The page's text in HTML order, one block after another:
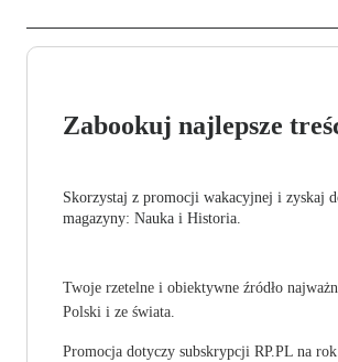
Zabookuj najlepsze
Skorzystaj z promocji wakacyjnej i zyskaj
magazyny: Nauka i Historia.
Twoje rzetelne i obiektywne źródło
Polski i ze świata.
Promocja dotyczy subskrypcji RP.PL na